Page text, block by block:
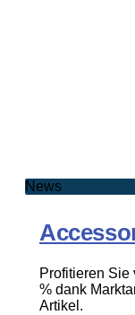
News
Profitieren Sie
% dank
Artikel.